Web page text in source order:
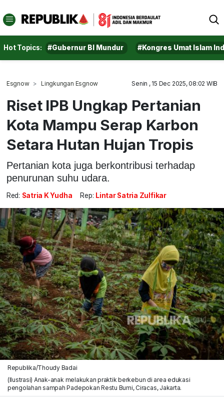
Hot Topics: #Gubernur BI Mundur #Kongres Umat Islam
Esgnow Lingkungan Esgnow Senin , 15 Dec 2025, 08:02 WIB
Riset IPB Ungkap Pertanian
Kota Mampu Serap Karbon
Setara Hutan Hujan Tropis
Pertanian kota juga berkontribusi terhadap
penurunan suhu udara.
Red: Satria K Yudha Rep: Lintar Satria Zulfikar
Republika/Thoudy Badai
(Ilustrasi) Anak-anak melakukan praktik berkebun di area edukasi
pengolahan sampah Padepokan Restu Bumi, Ciracas, Jakarta.